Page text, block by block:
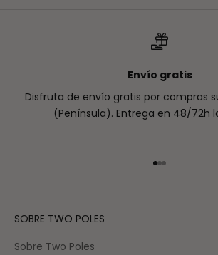
Envío gratis
Disfruta de envío gratis por compras
(Península). Entrega en 48/72h
Ir al artículo 1
Ir al artículo 2
Ir al artículo
SOBRE TWO POLES
Sobre Two Poles